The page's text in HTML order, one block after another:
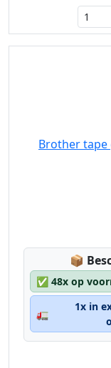
Brother tape
📦
✅ 48x op
🚛
1x in